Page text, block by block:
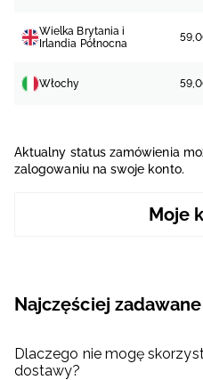
Wielka Brytania i
Irlandia Północna
Włochy
Aktualny status zamówienia
zalogowaniu na swoje konto.
Moje
Najczęściej
Dlaczego nie mogę
dostawy?